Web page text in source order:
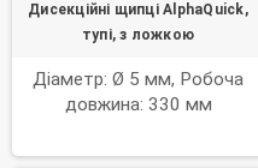
Дисекційні щипці AlphaQuick,
тупі, з ложкою
Діаметр: Ø 5 мм, Робоча
довжина: 330 мм